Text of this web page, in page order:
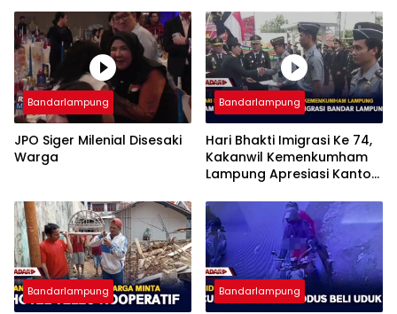
Bandarlampung
JPO Siger Milenial Disesaki
Warga
Bandarlampung
Hari Bhakti Imigrasi Ke 74,
Kakanwil Kemenkumham
Lampung Apresiasi Kantor
Bandarlampung Bandarlampung